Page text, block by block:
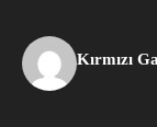
Kırmızı